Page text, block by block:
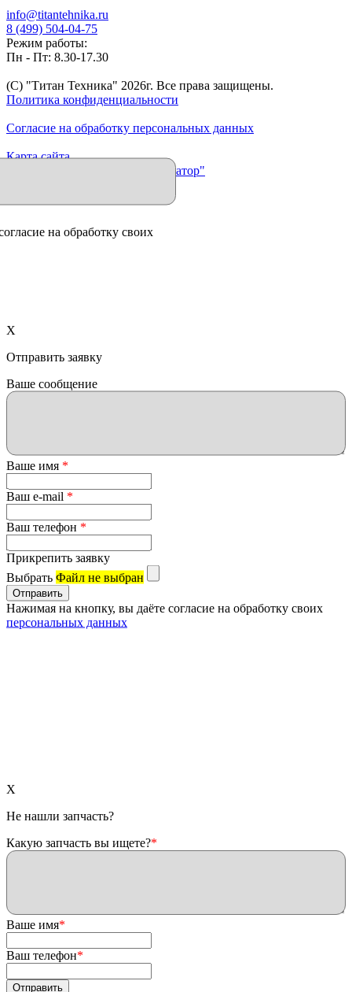
info@titantehnika.ru
8 (499) 504-04-75
Режим работы:
Пн - Пт: 8.30-17.30
(C) "Титан Техника" 2026г. Все права защищены.
Политика конфиденциальности
Согласие на обработку персональных данных
Карта сайта
Продвижение сайта "Иллюминатор"
на обработку своих
X
Отправить заявку
Ваше сообщение
Ваше имя *
Ваш e-mail *
Ваш телефон *
Прикрепить заявку
Выбрать Файл не выбран
Нажимая на кнопку, вы даёте согласие на обработку своих
персональных данных
X
Не нашли запчасть?
Какую запчасть вы ищете?*
Ваше имя*
Ваш телефон*